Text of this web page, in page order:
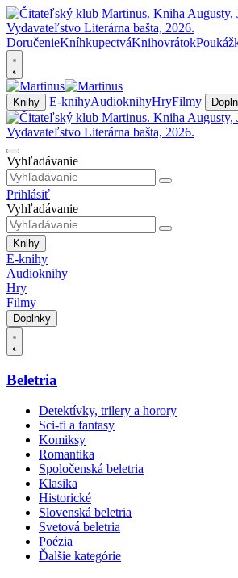
DoručenieKníhkupectváKnihovrátok
Knihy E-knihyAudioknihyHryFilmy
Vyhľadávanie
Prihlásiť
Vyhľadávanie
Knihy
E-knihy
Audioknihy
Hry
Filmy
Doplnky
Beletria
Detektívky, trilery a horory
Sci-fi a fantasy
Komiksy
Romantika
Spoločenská beletria
Klasika
Historické
Slovenská beletria
Svetová beletria
Poézia
Ďalšie kategórie